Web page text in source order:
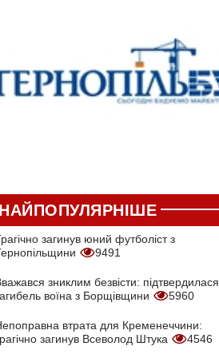
загинув юний футболіст з
9491
зниклим безвісти: підтвердилася
воїна з Борщівщини
5960
втрата для Кременеччини:
загинув Всеволод Штука
4546